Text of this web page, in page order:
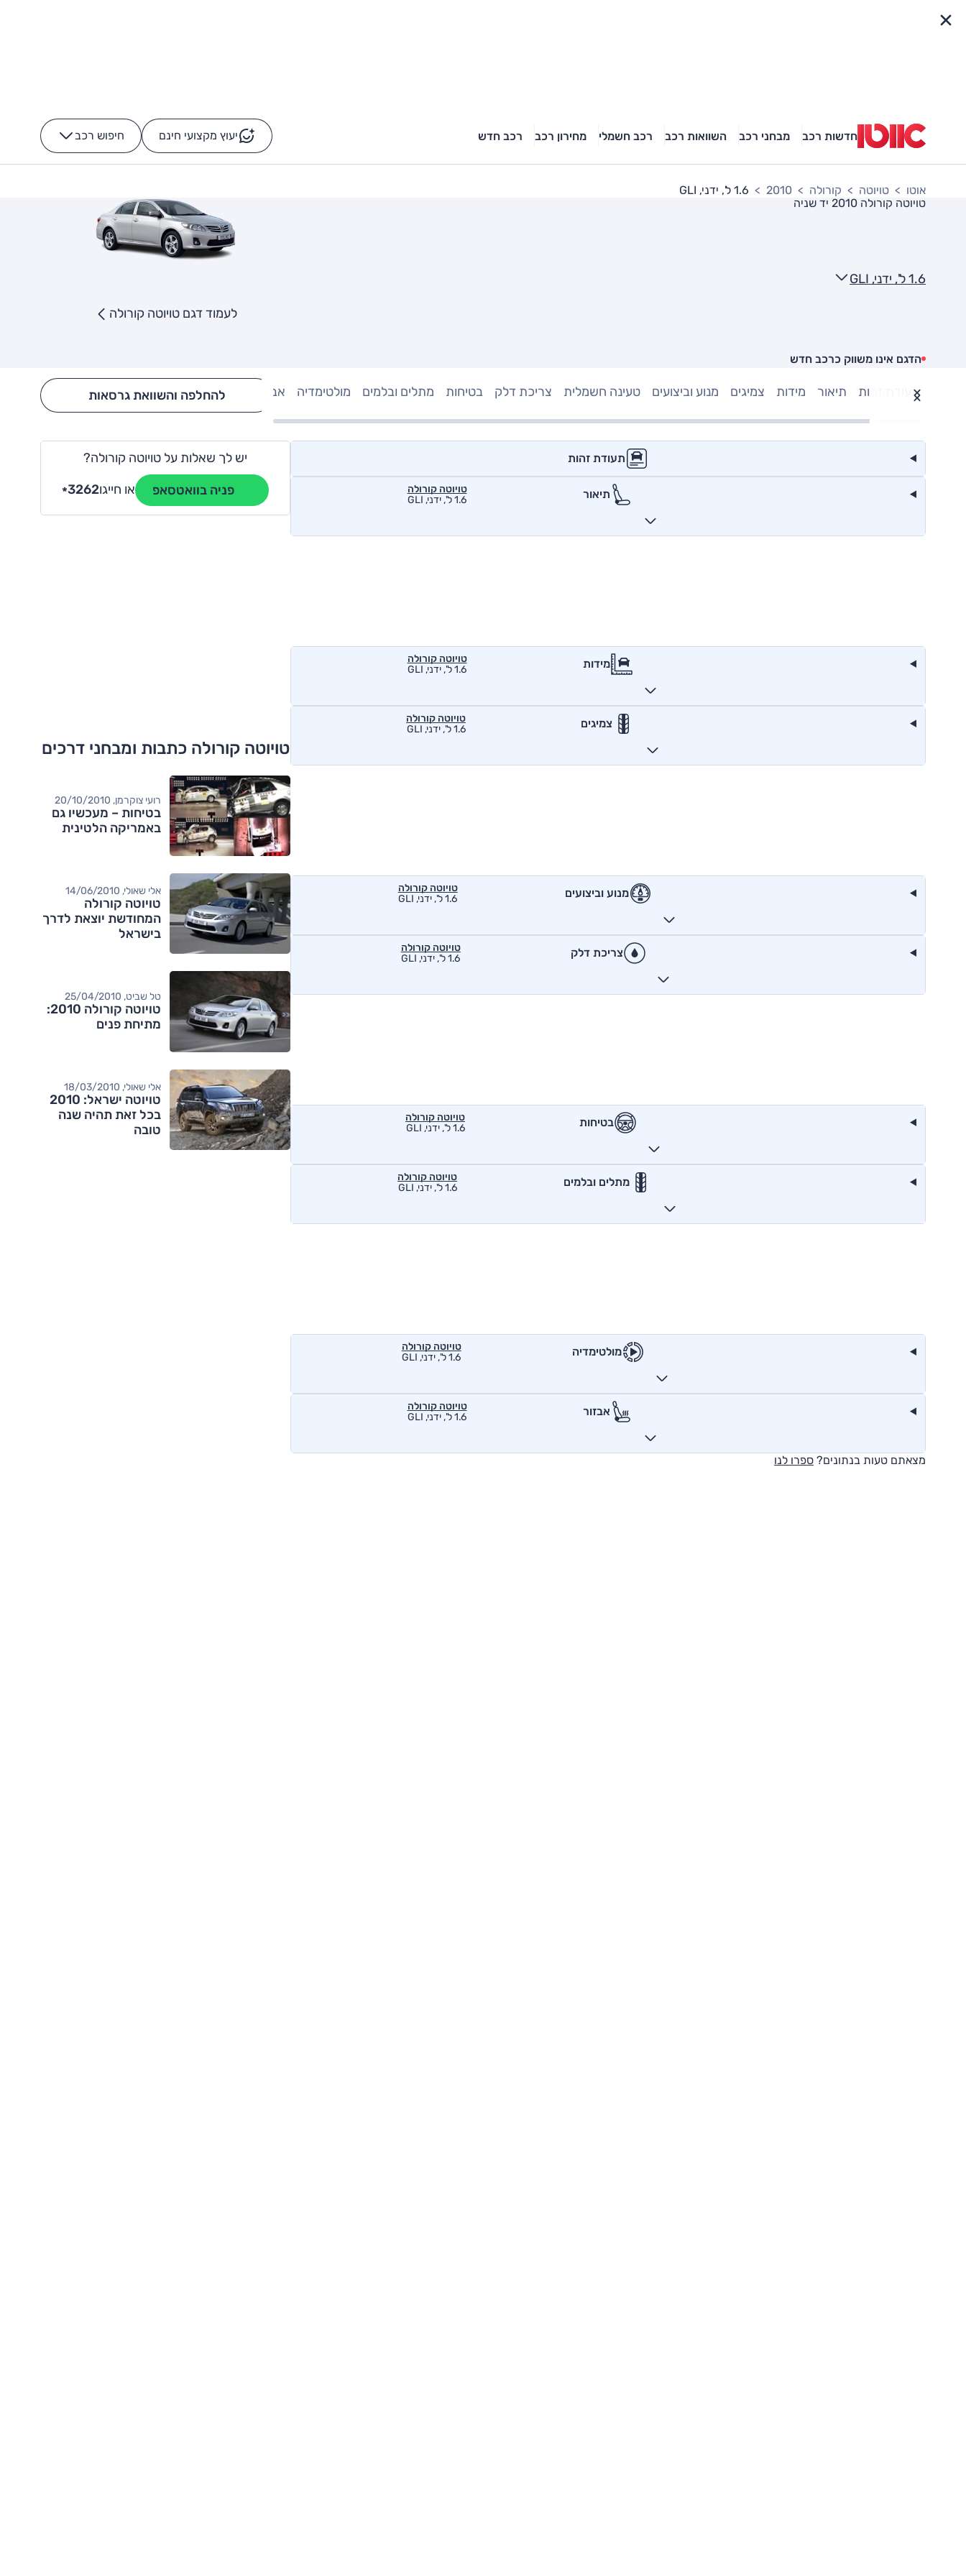
חדשות רכב מבחני רכב השוואות רכב רכב חשמלי מחירון רכב רכב חדש יעוץ מקצועי חינם חיפוש רכב -
אוטו טויוטה קורולה 2010
1.6 ל', ידני, GLI
טויוטה קורולה 2010
יד שניה
1.6 ל', ידני, GLI
הדגם אינו משווק כרכב חדש
לעמוד דגם טויוטה קורולה
תעודת זהות תיאור מידות צמיגים מנוע וביצועים טעינה חשמלית צריכת דלק בטיחות מתלים ובלמים מולטימדיה אבזור Hide config section
להחלפה והשוואת גרסאות
תעודת זהות
תיאור
טויוטה קורולה
1.6 ל', ידני, GLI
מידות
טויוטה קורולה
1.6 ל', ידני, GLI
צמיגים
טויוטה קורולה
1.6 ל', ידני, GLI
מנוע וביצועים
טויוטה קורולה
1.6 ל', ידני, GLI
צריכת דלק
טויוטה קורולה
1.6 ל', ידני, GLI
בטיחות
טויוטה קורולה
1.6 ל', ידני, GLI
מתלים ובלמים
טויוטה קורולה
1.6 ל', ידני, GLI
מולטימדיה
טויוטה קורולה
1.6 ל', ידני, GLI
אבזור
טויוטה קורולה
1.6 ל', ידני, GLI
מצאתם טעות בנתונים? ספרו לנו
יש לך שאלות על טויוטה קורולה?
פניה בוואטסאפ או חייגו *3262
טויוטה קורולה כתבות ומבחני דרכים
רועי צוקרמן, 20/10/2010
בטיחות – מעכשיו גם
באמריקה הלטינית
אלי שאולי, 14/06/2010
טויוטה קורולה
המחודשת יוצאת לדרך
בישראל
טל שביט, 25/04/2010
טויוטה קורולה 2010:
מתיחת פנים
אלי שאולי, 18/03/2010
טויוטה ישראל: 2010
בכל זאת תהיה שנה
טובה
מותגים מתחרים